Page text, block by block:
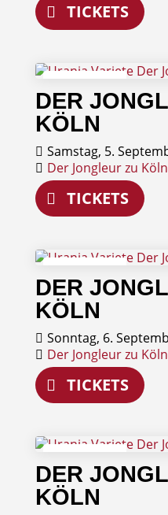
TICKETS
05
September
DER
KÖLN
Samstag, 5.
Der Jongleur zu Köln
TICKETS
06
September
DER
KÖLN
Sonntag, 6.
Der Jongleur zu Köln
TICKETS
10
September
DER
KÖLN